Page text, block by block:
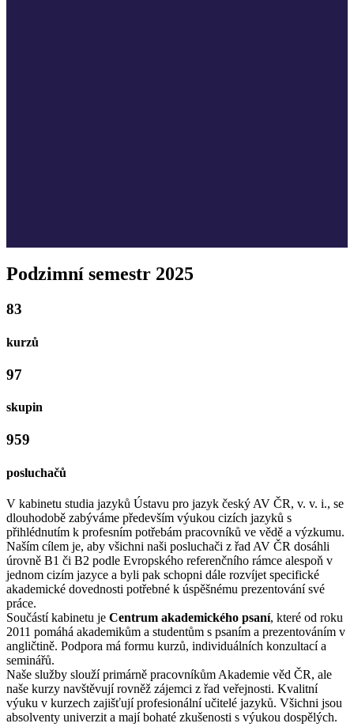
Podzimní semestr 2025
83
kurzů
97
skupin
959
posluchačů
V kabinetu studia jazyků Ústavu pro jazyk český AV ČR, v. v. i., se
dlouhodobě zabýváme především výukou cizích jazyků s
přihlédnutím k profesním potřebám pracovníků ve vědě a výzkumu.
Naším cílem je, aby všichni naši posluchači z řad AV ČR dosáhli
úrovně B1 či B2 podle Evropského referenčního rámce alespoň v
jednom cizím jazyce a byli pak schopni dále rozvíjet specifické
akademické dovednosti potřebné k úspěšnému prezentování své
práce.
Součástí kabinetu je Centrum akademického psaní, které od roku
2011 pomáhá akademikům a studentům s psaním a prezentováním v
angličtině. Podpora má formu kurzů, individuálních konzultací a
seminářů.
Naše služby slouží primárně pracovníkům Akademie věd ČR, ale
naše kurzy navštěvují rovněž zájemci z řad veřejnosti. Kvalitní
výuku v kurzech zajišťují profesionální učitelé jazyků. Všichni jsou
absolventy univerzit a mají bohaté zkušenosti s výukou dospělých.